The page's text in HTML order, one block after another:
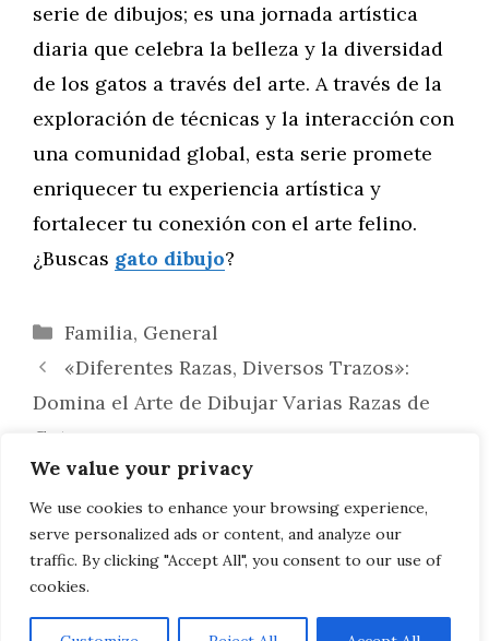
We value your privacy
We use cookies to enhance your browsing experience,
serve personalized ads or content, and analyze our
traffic. By clicking "Accept All", you consent to our use of
cookies.
serie de dibujos; es una jornada artística
diaria que celebra la belleza y la diversidad
de los gatos a través del arte. A través de la
exploración de técnicas y la interacción con
una comunidad global, esta serie promete
enriquecer tu experiencia artística y
fortalecer tu conexión con el arte felino.
¿Buscas gato dibujo?
Categorías
Familia, General
«Diferentes Razas, Diversos Trazos»:
Domina el Arte de Dibujar Varias Razas de
Gatos
Transforma Tus Dibujos de Gatos en
Stickers: Guía para Diseñar y Comercializar
tus Creaciones